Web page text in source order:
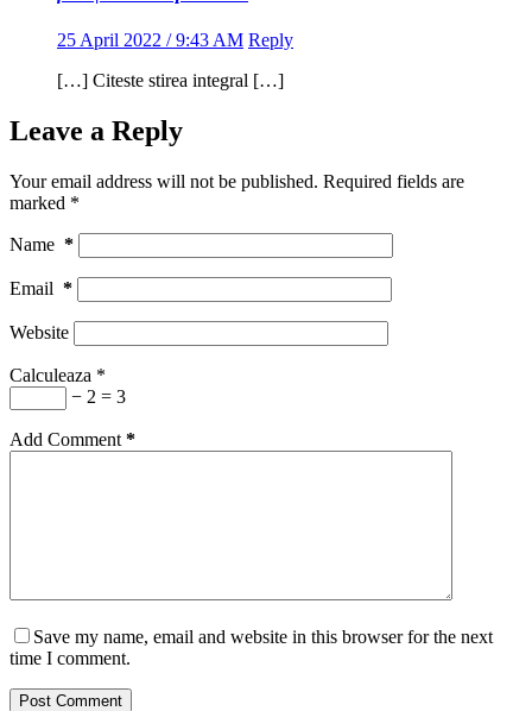
25 April 2022 / 9:43 AM Reply
[…] Citeste stirea integral […]
Leave a Reply
Your email address will not be published. Required fields are
marked *
Name *
Email *
Website
Calculeaza *
− 2 = 3
Add Comment *
Save my name, email and website in this browser for the next
time I comment.
Post Comment